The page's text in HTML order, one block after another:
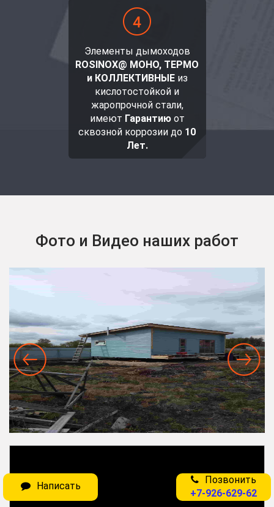
Элементы дымоходов
ROSINOX@ МОНО, ТЕРМО
и КОЛЛЕКТИВНЫЕиз
кислотостойкой и
жаропрочной стали,
имеют Гарантиюот
сквозной коррозии до 10
Лет.
Фото и Видео наших работ
Позвонить
+7-926-629-62
Написать